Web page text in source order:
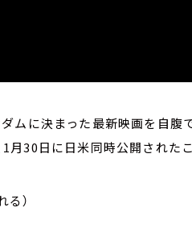
ダムに決まった最新映画を自腹
月30日に日米同時公開されたこ
）